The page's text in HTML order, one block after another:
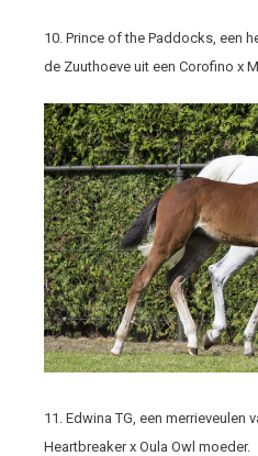
10. Prince of the Paddocks, een
de Zuuthoeve uit een Corofino x
11. Edwina TG, een merrieveulen
Heartbreaker x Oula Owl moeder.